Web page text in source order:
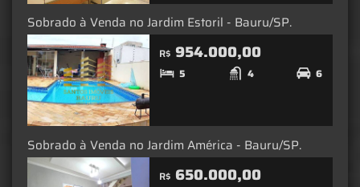
Sobrado à Venda no Jardim Estoril - Bauru/SP.
R$ 954.000,00
5 4 6
Sobrado à Venda no Jardim América - Bauru/SP.
R$ 650.000,00